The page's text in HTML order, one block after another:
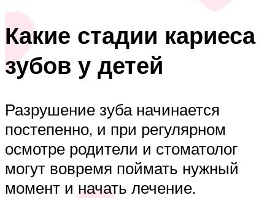
Какие стадии кариеса
зубов у детей
Разрушение зуба начинается
постепенно, и при регулярном
осмотре родители и стоматолог
могут вовремя поймать нужный
момент и начать лечение.